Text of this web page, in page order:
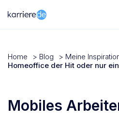
Home > Blog > Meine
Homeoffice der Hit oder nur
Mobiles